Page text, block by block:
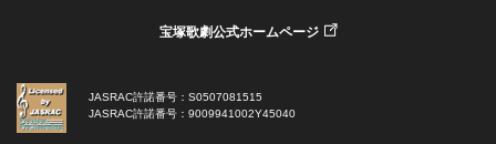
宝塚歌劇公式ホームページ
JASRAC許諾番号：S0507081515
JASRAC許諾番号：9009941002Y45040